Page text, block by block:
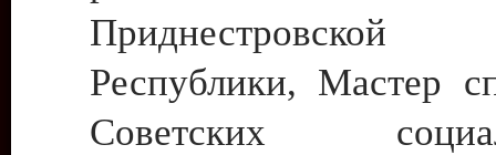
Приднестровской
Республики, Мастер
Советских